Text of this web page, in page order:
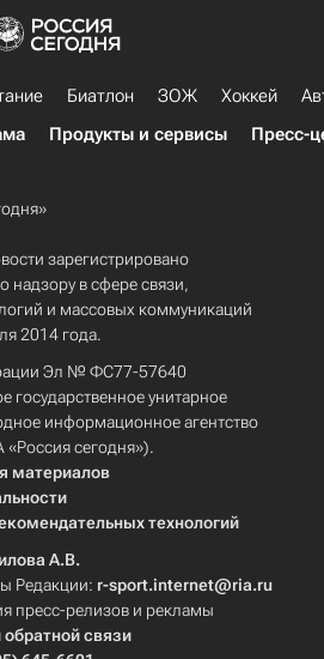
Биатлон ЗОЖ Хоккей
Продукты и сервисы Пресс-
зарегистрировано
надзору в сфере связи,
и массовых коммуникаций
2014 года.
Эл № ФС77-57640
государственное унитарное
информационное агентство
сегодня»).
материалов
технологий
А.В.
Редакции: r-sport.internet@ria.ru
пресс-релизов и рекламы
связи